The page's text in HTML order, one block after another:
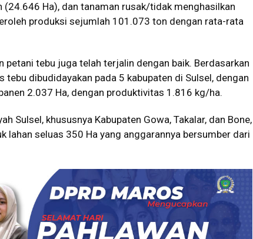
Ha), dan tanaman rusak/tidak menghasilkan
produksi sejumlah 101.073 ton dengan rata-rata
petani tebu juga telah terjalin dengan baik. Berdasarkan
dibudidayakan pada 5 kabupaten di Sulsel, dengan
2.037 Ha, dengan produktivitas 1.816 kg/ha.
Sulsel, khususnya Kabupaten Gowa, Takalar, dan Bone,
lahan seluas 350 Ha yang anggarannya bersumber dari